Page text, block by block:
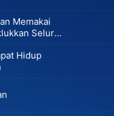
Memakai
Seluruh
Hidup